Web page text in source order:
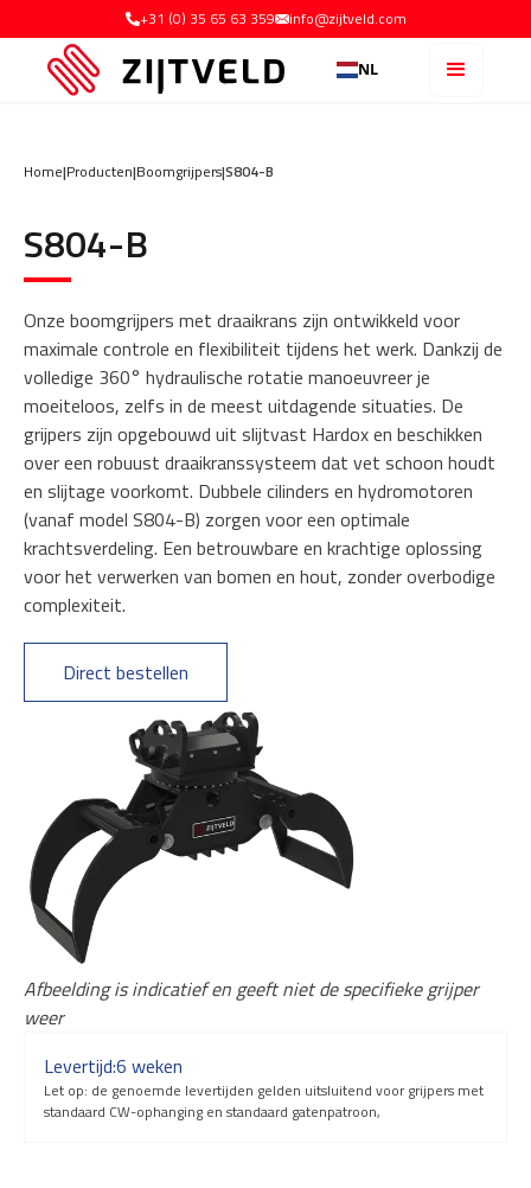
+31 (0) 35 65 63 359 info@zijtveld.com
NL
Afbeelding is indicatief en geeft niet de specifieke grijper
weer
Levertijd:6 weken
Let op: de genoemde levertijden gelden uitsluitend voor grijpers met
standaard CW-ophanging en standaard gatenpatroon,
Home|Producten|Boomgrijpers|S804-B
S804-B
Onze boomgrijpers met draaikrans zijn ontwikkeld voor
maximale controle en flexibiliteit tijdens het werk. Dankzij de
volledige 360° hydraulische rotatie manoeuvreer je
moeiteloos, zelfs in de meest uitdagende situaties. De
grijpers zijn opgebouwd uit slijtvast Hardox en beschikken
over een robuust draaikranssysteem dat vet schoon houdt
en slijtage voorkomt. Dubbele cilinders en hydromotoren
(vanaf model S804-B) zorgen voor een optimale
krachtsverdeling. Een betrouwbare en krachtige oplossing
voor het verwerken van bomen en hout, zonder overbodige
complexiteit.
Direct bestellen